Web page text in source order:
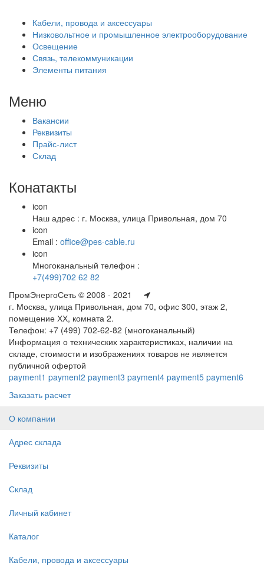
Кабели, провода и аксессуары
Низковольтное и промышленное электрооборудование
Освещение
Связь, телекоммуникации
Элементы питания
Меню
Вакансии
Реквизиты
Прайс-лист
Склад
Конатакты
icon
Наш адрес : г. Москва, улица Привольная, дом 70
icon
Email : office@pes-cable.ru
icon
Многоканальный телефон :
+7(499)702 62 82
ПромЭнергоСеть © 2008 - 2021
г. Москва, улица Привольная, дом 70, офис 300, этаж 2,
помещение ХХ, комната 2.
Телефон: +7 (499) 702-62-82 (многоканальный)
Информация о технических характеристиках, наличии на
складе, стоимости и изображениях товаров не является
публичной офертой
payment1 payment2 payment3 payment4 payment5 payment6
Заказать расчет
О компании
Адрес склада
Реквизиты
Склад
Личный кабинет
Каталог
Кабели, провода и аксессуары